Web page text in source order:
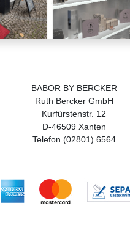
BABOR BY BERCKER
Ruth Bercker GmbH
Kurfürstenstr. 12
D-46509 Xanten
Telefon (02801) 6564